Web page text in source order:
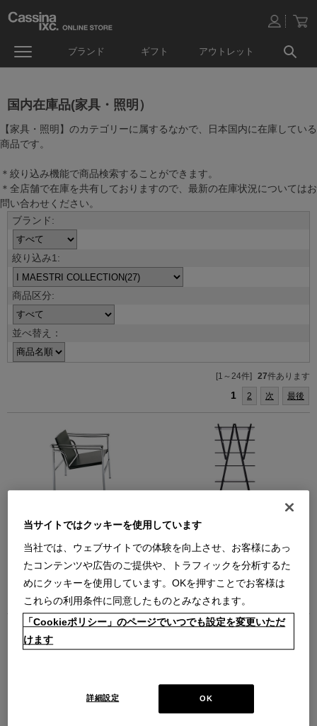
ブランド ギフト アウトレット
国内在庫品(家具・照明）
【家具・照明】のカテゴリーに属するなかで、日本国内に在庫している
商品です。
＊絞り込み機能で商品検索することができます。
＊全店舗で在庫を共有しておりますので、最新の在庫状況についてはお
問い合わせください。
並べ替え：
[1～24件] 27件あります
1 2 次 最後
BASCULANT
フォートゥイユ ドシエ バスキュラ
ン スリングチェア
【在庫品】
￥847,000
在庫：在庫あり
114 NUVOLA ROSSA 【在庫品】
（ビーチ材BK）
ヌーヴォラ ロッサ ブックシェルフ
【在庫品】
￥1,342,000
在庫：在庫なし
292 HILL HOUSE1
当サイトではクッキーを使用しています
当社では、ウェブサイトでの体験を向上させ、お客様にあっ
たコンテンツや広告のご提供や、トラフィックを分析するた
めにクッキーを使用しています。OKを押すことでお客様は
これらの利用条件に同意したものとみなされます。
「Cookieポリシー」のページでいつでも設定を変更いただ
けます
OK
詳細設定